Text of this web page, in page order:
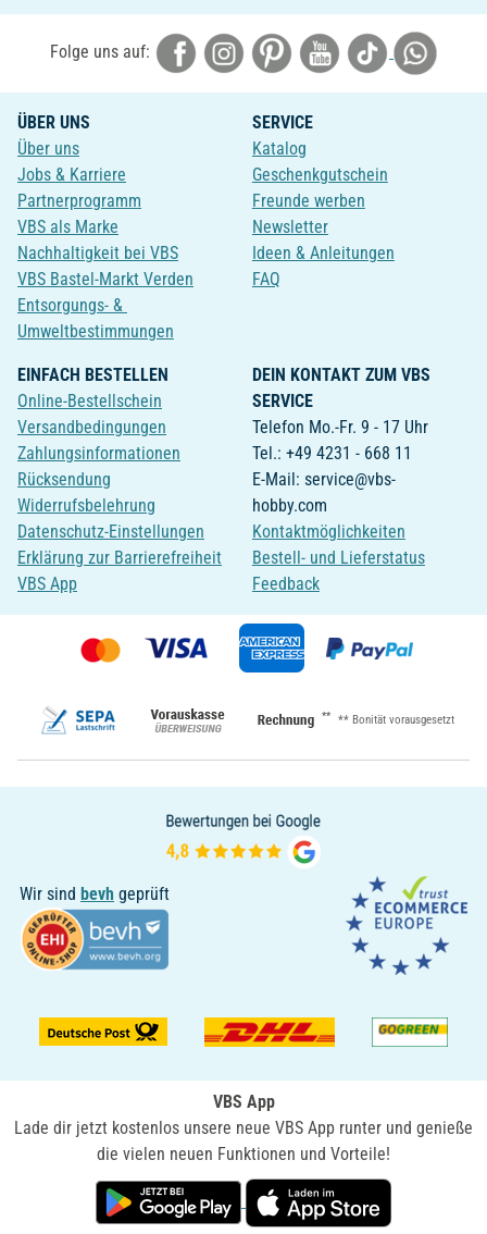
Folge uns auf:
ÜBER UNS
Über uns
Jobs & Karriere
Partnerprogramm
VBS als Marke
Nachhaltigkeit bei VBS
VBS Bastel-Markt Verden
Entsorgungs- &
Umweltbestimmungen
SERVICE
Katalog
Geschenkgutschein
Freunde werben
Newsletter
Ideen & Anleitungen
FAQ
EINFACH BESTELLEN
Online-Bestellschein
Versandbedingungen
Zahlungsinformationen
Rücksendung
Widerrufsbelehrung
Datenschutz-Einstellungen
Erklärung zur Barrierefreiheit
VBS App
DEIN KONTAKT ZUM VBS
SERVICE
Telefon Mo.-Fr. 9 - 17 Uhr
Tel.: +49 4231 - 668 11
E-Mail: service@vbs-
hobby.com
Kontaktmöglichkeiten
Bestell- und Lieferstatus
Feedback
** ** Bonität vorausgesetzt
Wir sind bevh geprüft
VBS App
Lade dir jetzt kostenlos unsere neue VBS App runter und genieße
die vielen neuen Funktionen und Vorteile!